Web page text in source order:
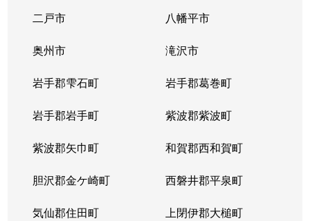
二戸市 八幡平市
奥州市 滝沢市
岩手郡雫石町 岩手郡葛巻町
岩手郡岩手町 紫波郡紫波町
紫波郡矢巾町 和賀郡西和賀町
胆沢郡金ケ崎町 西磐井郡平泉町
気仙郡住田町 上閉伊郡大槌町